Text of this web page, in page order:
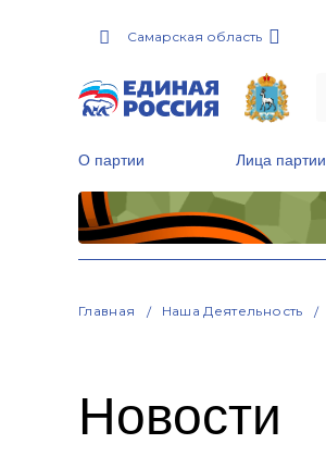
Самарская область
О партии Лица партии
Главная Наша Деятельность
Новости